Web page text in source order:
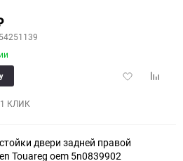
Добавить
КЛИК
двери задней правой
Touareg oem 5n0839902